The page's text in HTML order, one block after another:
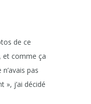
de ce
et comme ça
pas
», j’ai décidé